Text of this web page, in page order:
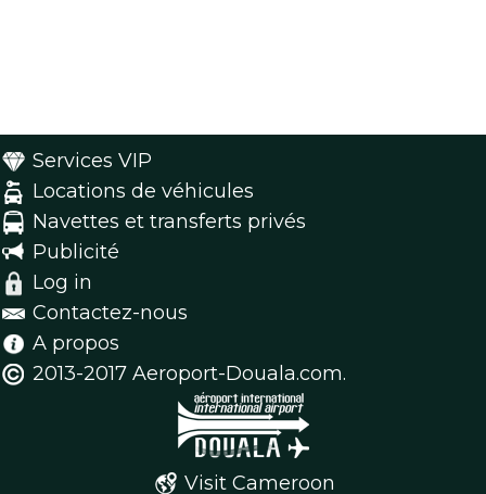
Services VIP
Locations de véhicules
Navettes et transferts privés
Publicité
Log in
Contactez-nous
A propos
2013-2017 Aeroport-Douala.com.
Visit Cameroon